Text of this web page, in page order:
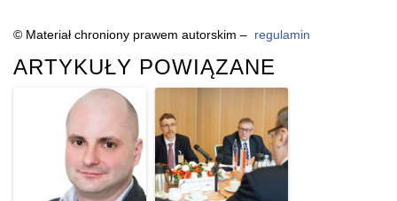
© Materiał chroniony prawem autorskim – regulamin
ARTYKUŁY POWIĄZANE